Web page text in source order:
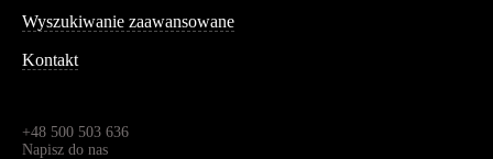
Wyszukiwanie zaawansowane
Kontakt
+48 500 503 636
Napisz do nas